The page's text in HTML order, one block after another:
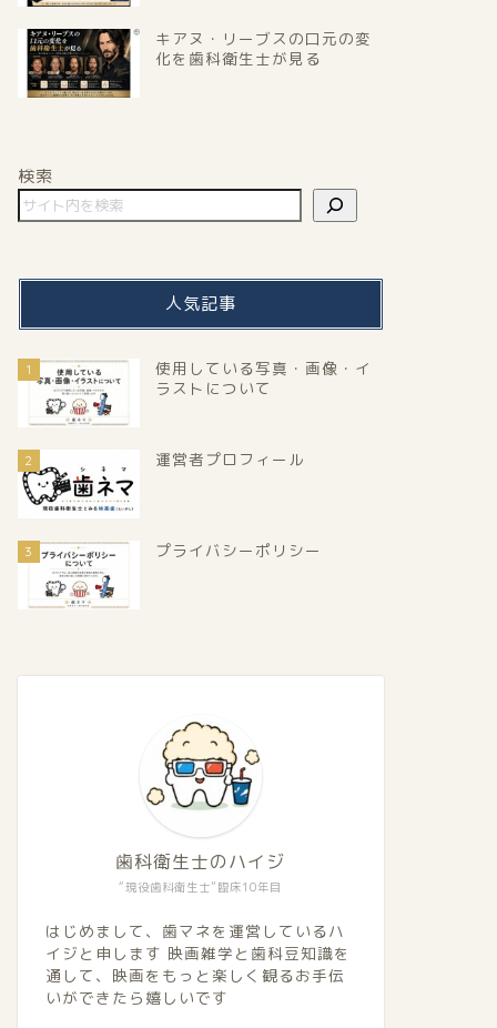
キアヌ・リーブスの口元の変
化を歯科衛生士が見る
検索
人気記事
1
使用している写真・画像・イ
ラストについて
2 運営者プロフィール
3 プライバシーポリシー
“現役歯科衛生士”臨床10年目
歯科衛生士のハイジ
はじめまして、歯マネを運営しているハ
イジと申します 映画雑学と歯科豆知識を
通して、映画をもっと楽しく観るお手伝
いができたら嬉しいです